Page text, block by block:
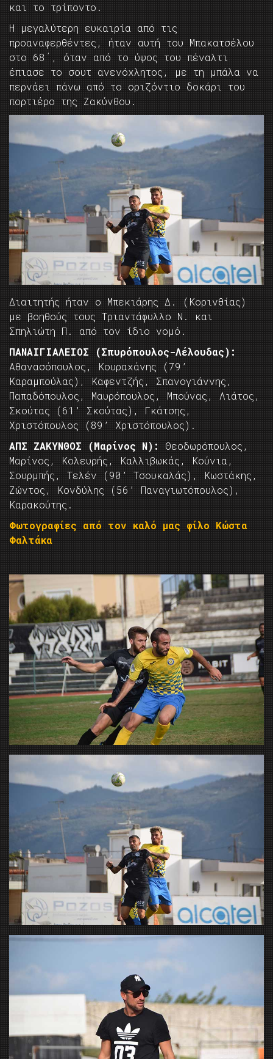
και το τρίποντο.
Η μεγαλύτερη ευκαιρία από τις
προαναφερθέντες, ήταν αυτή του Μπακατσέλου
στο 68΄, όταν από το ύψος του πέναλτι
έπιασε το σουτ ανενόχλητος, με τη μπάλα να
περνάει πάνω από το οριζόντιο δοκάρι του
πορτιέρο της Ζακύνθου.
Διαιτητής ήταν ο Μπεκιάρης Δ. (Κορινθίας)
με βοηθούς τους Τριαντάφυλλο Ν. και
Σπηλιώτη Π. από τον ίδιο νομό.
ΠΑΝΑΙΓΙΑΛΕΙΟΣ (Σπυρόπουλος-Λέλουδας):
Αθανασόπουλος, Κουραχάνης (79’
Καραμπούλας), Καφεντζής, Σπανογιάννης,
Παπαδόπουλος, Μαυρόπουλος, Μπούνας, Λιάτος,
Σκούτας (61’ Σκούτας), Γκάτσης,
Χριστόπουλος (89’ Χριστόπουλος).
ΑΠΣ ΖΑΚΥΝΘΟΣ (Μαρίνος Ν):
Θεοδωρόπουλος,
Μαρίνος, Κολευρής, Καλλιβωκάς, Κούνια,
Σουρμπής, Τελέν (90’ Τσουκαλάς), Κωστάκης,
Ζώντος, Κονδύλης (56’ Παναγιωτόπουλος),
Καρακούτης.
Φωτογραφίες από τον καλό μας φίλο Κώστα
Φαλτάκα